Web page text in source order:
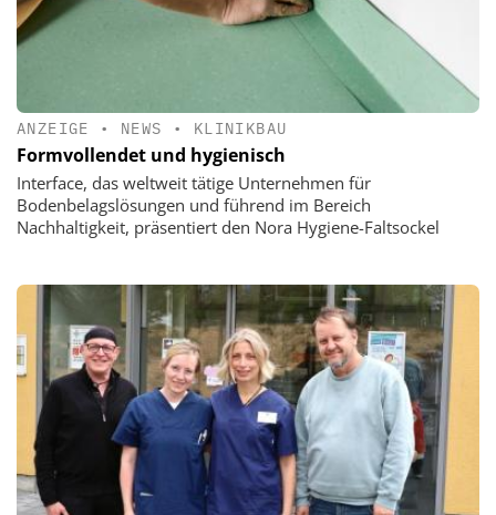
ANZEIGE • NEWS • KLINIKBAU
Formvollendet und hygienisch
Interface, das weltweit tätige Unternehmen für
Bodenbelagslösungen und führend im Bereich
Nachhaltigkeit, präsentiert den Nora Hygiene-Faltsockel